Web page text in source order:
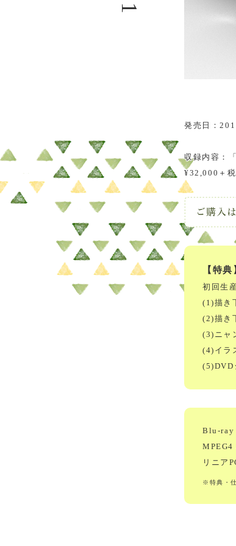
発売日：
収録内容：
¥32,000＋
【特典
初回生
(1)描き
(2)描き
(3)ニャ
(4)イラ
(5)DVD
Blu-ray
リニア
※特典・